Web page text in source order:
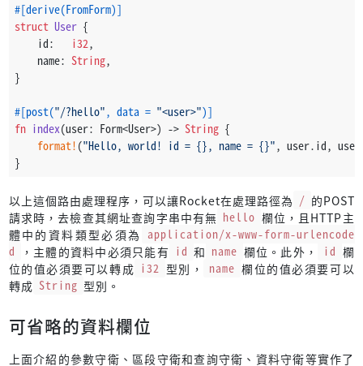
#[derive(FromForm)]
struct User {
    id:
i32,
    name:
String,
}
#[post("/?hello", data = "<user>")]
fn index(user: Form<User>) -> String {
format! ("Hello, world! id = {}, name = {}", user.id,
}
以上這個路由處理程序，可以讓Rocket在處理路徑為 / 的POST
請求時，去檢查其網址查詢字串中有無 hello 欄位，且HTTP主
體中的資料類型必須為 application/x-www-form-urlencode
d
，主體的資料中必須只能有 id 和 name 欄位。此外， id 欄
位的值必須要可以轉成 i32 型別， name 欄位的值必須要可以
轉成 String 型別。
可省略的資料欄位
上面介紹的參數守衛、區段守衛和查詢守衛、資料守衛等實作了